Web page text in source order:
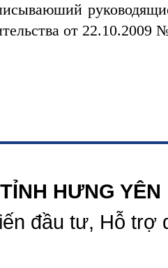
от 22.10.2009
HƯNG YÊN
đầu tư, Hỗ trợ